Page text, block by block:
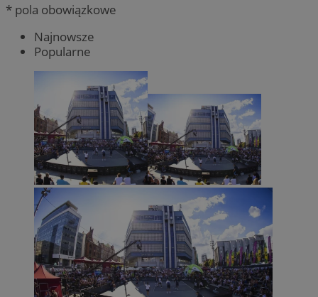
* pola obowiązkowe
Najnowsze
Popularne